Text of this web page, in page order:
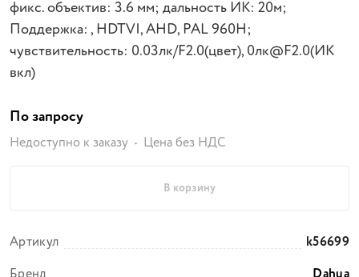
фикс. объектив: 3.6 мм; дальность ИК: 20м;
Поддержка: , HDTVI, AHD, PAL 960H;
чувствительность: 0.03лк/F2.0(цвет), 0лк@F2.0(ИК
вкл)
По запросу
Недоступно к заказу Цена без НДС
В корзину
Артикул
k56699